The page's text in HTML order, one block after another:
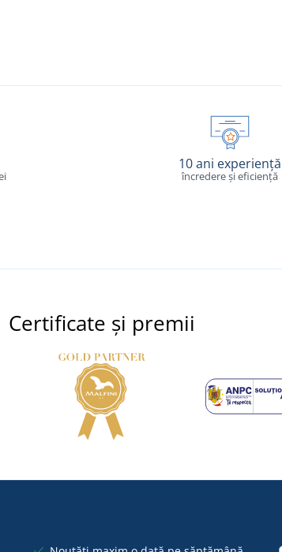
10 ani experiență
încredere și eficiență
Certificate și premii